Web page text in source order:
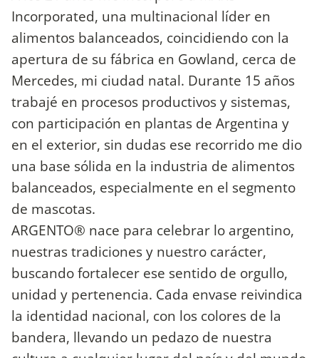
Incorporated, una multinacional líder en
alimentos balanceados, coincidiendo con la
apertura de su fábrica en Gowland, cerca de
Mercedes, mi ciudad natal. Durante 15 años
trabajé en procesos productivos y sistemas,
con participación en plantas de Argentina y
en el exterior, sin dudas ese recorrido me dio
una base sólida en la industria de alimentos
balanceados, especialmente en el segmento
de mascotas.
ARGENTO® nace para celebrar lo argentino,
nuestras tradiciones y nuestro carácter,
buscando fortalecer ese sentido de orgullo,
unidad y pertenencia. Cada envase reivindica
la identidad nacional, con los colores de la
bandera, llevando un pedazo de nuestra